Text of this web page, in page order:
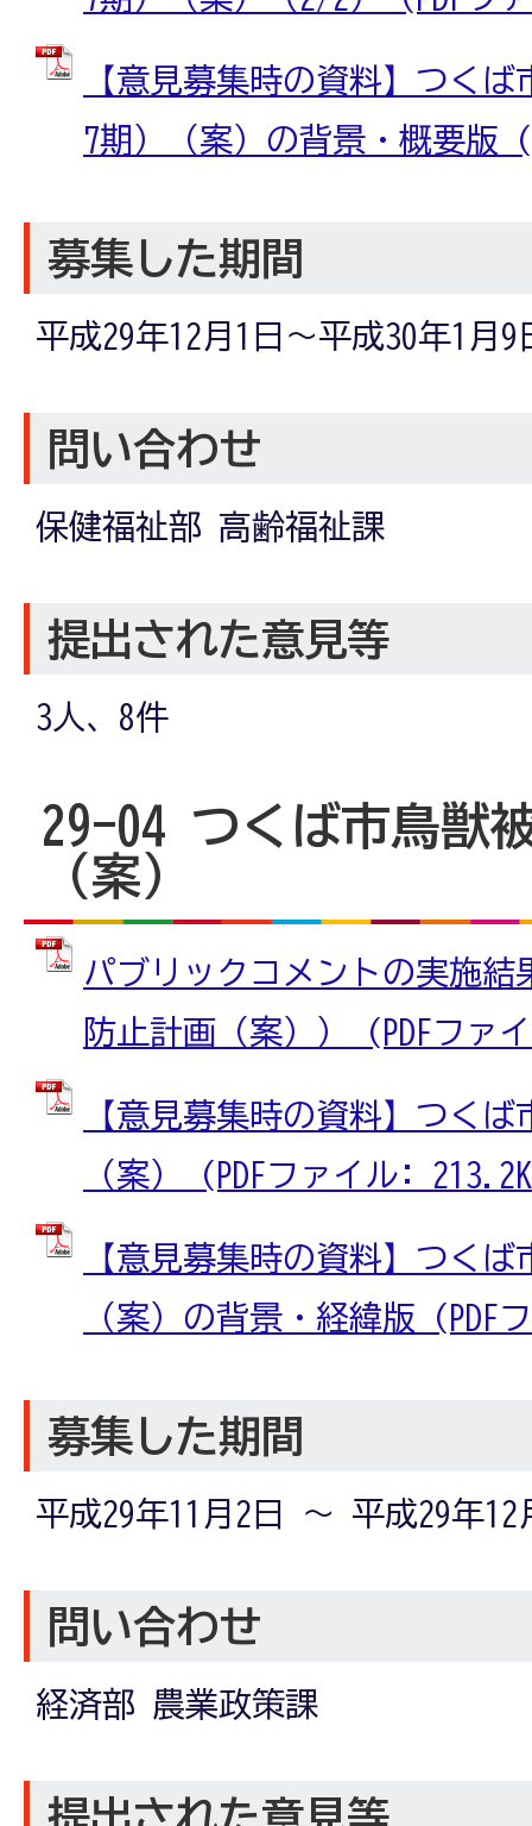
【意見募集時の資料】つく
7期）（案）の背景・概要版
募集した期間
平成29年12月1日～平成30年1月9
問い合わせ
保健福祉部 高齢福祉課
提出された意見等
3人、8件
29-04 つくば市鳥獣
（案）
パブリックコメントの実施結
防止計画（案）） (PDFファ
【意見募集時の資料】つく
（案） (PDFファイル:
【意見募集時の資料】つく
（案）の背景・経緯版 (PDF
募集した期間
平成29年11月2日 ～ 平成29年12
問い合わせ
経済部 農業政策課
提出された意見等